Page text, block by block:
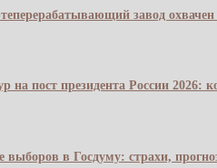
завод охвачен
на пост президента России 2026:
выборов в Госдуму: страхи,